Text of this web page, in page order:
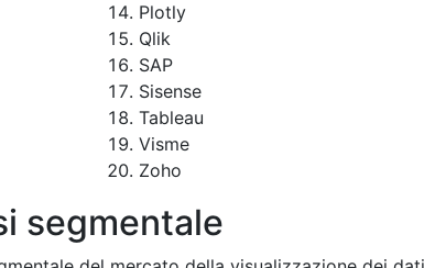
Plotly
Qlik
SAP
Sisense
Tableau
Visme
Zoho
segmentale